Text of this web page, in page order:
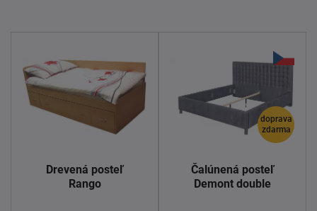
Drevená posteľ
Rango
doprava
zdarma
Čalúnená posteľ
Demont double